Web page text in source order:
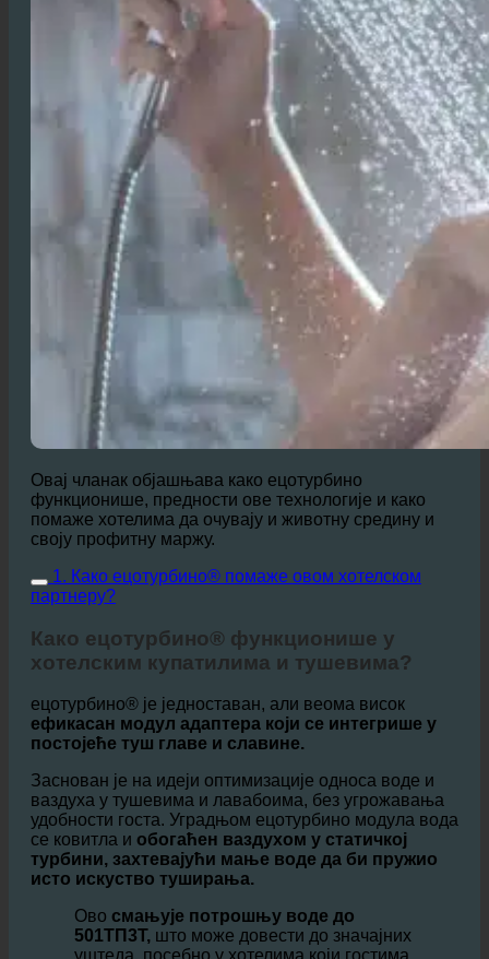
Овај чланак објашњава како ецотурбино
функционише, предности ове технологије и како
помаже хотелима да очувају и животну средину и
своју профитну маржу.
1. Како ецотурбино® помаже овом хотелском
партнеру?
Како ецотурбино® функционише у
хотелским купатилима и тушевима?
ецотурбино® је једноставан, али веома висок
ефикасан модул адаптера који се интегрише у
постојеће туш главе и славине.
Заснован је на идеји оптимизације односа воде и
ваздуха у тушевима и лавабоима, без угрожавања
удобности госта. Уградњом ецотурбино модула вода
се ковитла и
обогаћен ваздухом у статичкој
турбини, захтевајући мање воде да би пружио
исто искуство туширања.